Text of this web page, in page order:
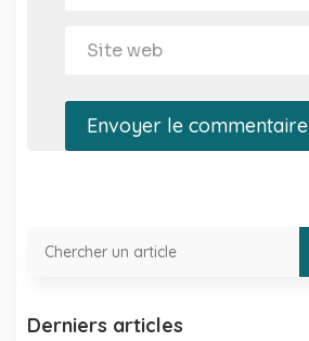
Envoyer le commentaire
Derniers articles